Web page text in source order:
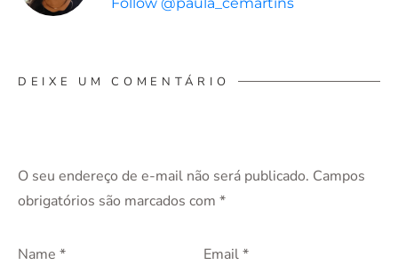
DEIXE UM COMENTÁRIO
O seu endereço de e-mail não será publicado. Campos
obrigatórios são marcados com *
Name * Email*